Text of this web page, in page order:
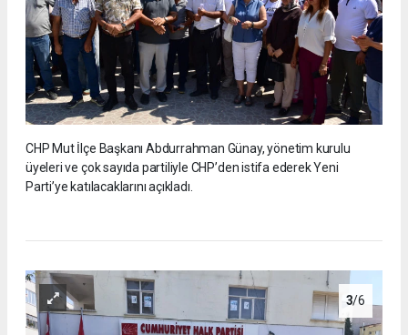
CHP Mut İlçe Başkanı Abdurrahman Günay, yönetim kurulu
üyeleri ve çok sayıda partiliyle CHP’den istifa ederek Yeni
Parti’ye katılacaklarını açıkladı.
3/6